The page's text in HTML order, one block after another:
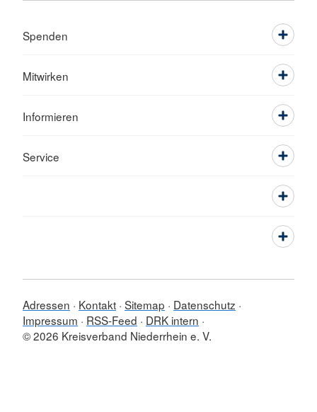
Spenden
Mitwirken
Informieren
Service
Adressen Kontakt Sitemap
Datenschutz
Impressum
RSS-Feed
DRK intern
© 2026 Kreisverband Niederrhein e. V.